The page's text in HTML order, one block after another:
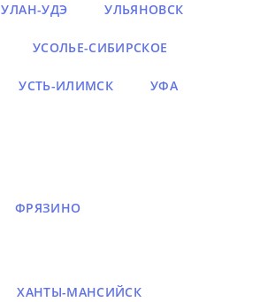
УЛАН-УДЭ УЛЬЯНОВСК
УСОЛЬЕ-СИБИРСКОЕ
УСТЬ-ИЛИМСК УФА
ФРЯЗИНО
ХАНТЫ-МАНСИЙСК